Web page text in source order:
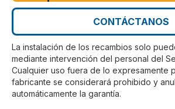
CONTÁCTANOS
La instalación de los recambios solo
mediante intervención del personal del
Cualquier uso fuera de lo expresamente
fabricante se considerará prohibido y
automáticamente la garantía.